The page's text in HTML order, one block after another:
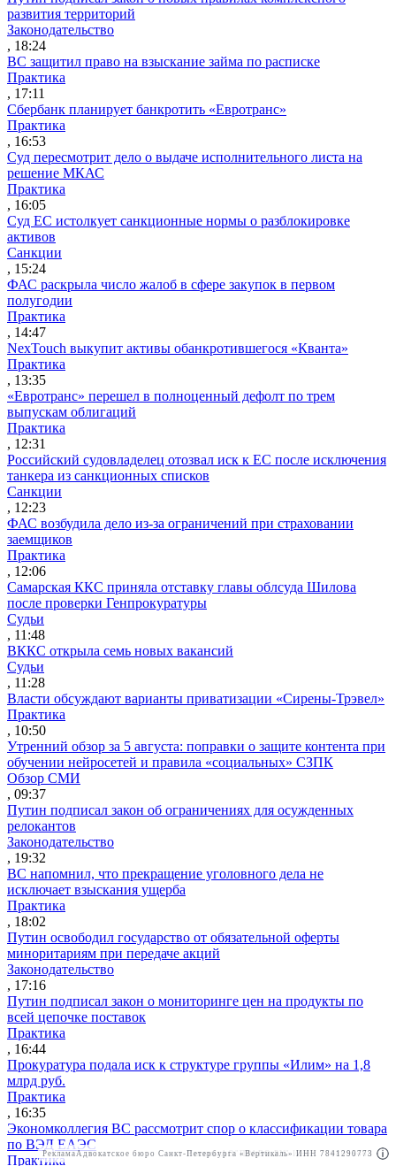
РекламаАО"ПРАВО.РУ" ИНН: 7708095468
развития территорий
Законодательство
, 18:24
ВС защитил право на взыскание займа по расписке
Практика
, 17:11
Сбербанк планирует банкротить «Евротранс»
Практика
, 16:53
Суд пересмотрит дело о выдаче исполнительного листа на
решение МКАС
Практика
, 16:05
Суд ЕС истолкует санкционные нормы о разблокировке
активов
Санкции
, 15:24
ФАС раскрыла число жалоб в сфере закупок в первом
полугодии
Практика
, 14:47
NexTouch выкупит активы обанкротившегося «Кванта»
Практика
, 13:35
«Евротранс» перешел в полноценный дефолт по трем
выпускам облигаций
Практика
, 12:31
Российский судовладелец отозвал иск к ЕС после исключения
танкера из санкционных списков
Санкции
, 12:23
ФАС возбудила дело из-за ограничений при страховании
заемщиков
Практика
, 12:06
Самарская ККС приняла отставку главы облсуда Шилова
после проверки Генпрокуратуры
Судьи
, 11:48
ВККС открыла семь новых вакансий
Судьи
, 11:28
Власти обсуждают варианты приватизации «Сирены-Трэвел»
Практика
, 10:50
Утренний обзор за 5 августа: поправки о защите контента при
обучении нейросетей и правила «социальных» СЗПК
Обзор СМИ
, 09:37
Путин подписал закон об ограничениях для осужденных
релокантов
Законодательство
, 19:32
ВС напомнил, что прекращение уголовного дела не
исключает взыскания ущерба
Практика
, 18:02
Путин освободил государство от обязательной оферты
миноритариям при передаче акций
Законодательство
, 17:16
Путин подписал закон о мониторинге цен на продукты по
всей цепочке поставок
Практика
, 16:44
Прокуратура подала иск к структуре группы «Илим» на 1,8
млрд руб.
Практика
, 16:35
Экономколлегия ВС рассмотрит спор о классификации товара
по ВЭД ЕАЭС
Практика
РекламаАдвокатское бюро Санкт-Петербурга «Вертикаль» ИНН 7841290773